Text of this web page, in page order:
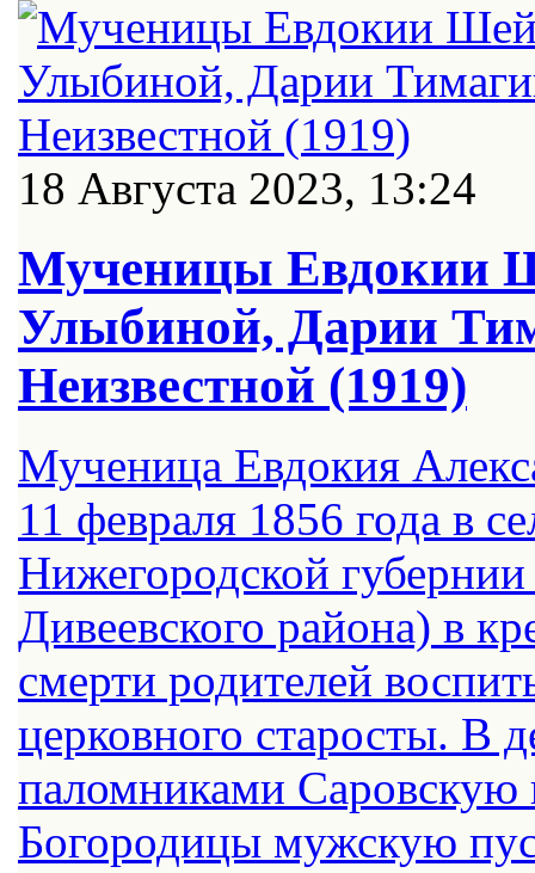
18 Августа 2023, 13:24
Мученицы Евдокии
Улыбиной, Дарии
Неизвестной (1919)
Мученица Евдокия
11 февраля 1856 года в
Нижегородской
Дивеевского района) в
смерти родителей
церковного старосты. В
паломниками Саровскую
Богородицы мужскую